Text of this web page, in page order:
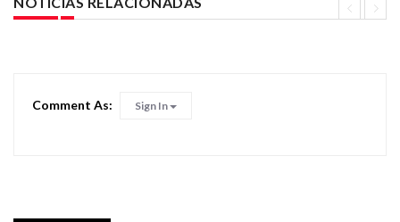
Comment As: Sign In